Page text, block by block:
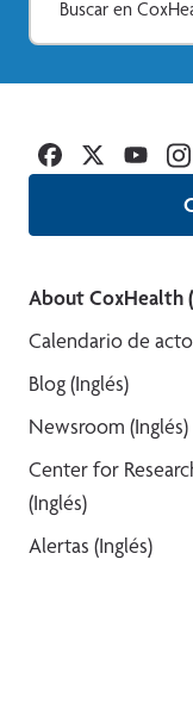
Facebook
Twitter
About CoxHealth
Calendario de
Blog (Inglés)
Newsroom (Inglés)
Center for
(Inglés)
Alertas (Inglés)